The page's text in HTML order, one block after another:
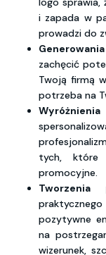
i zapada w
prowadzi do
zachęcić
Twoją firmą
potrzeba na
tych, które
promocyjne.
Tworzenia
pozytywne
na
wizerunek,